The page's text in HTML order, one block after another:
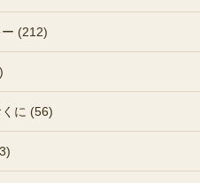
(212)
に (56)